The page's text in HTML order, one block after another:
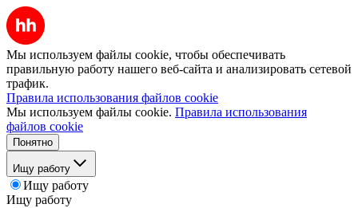
Мы используем файлы cookie, чтобы обеспечивать
правильную работу нашего веб-сайта и анализировать сетевой
трафик.
Правила использования файлов cookie
Мы используем файлы cookie. Правила использования
файлов cookie
Понятно
Ищу работу
Ищу работу
Ищу работу